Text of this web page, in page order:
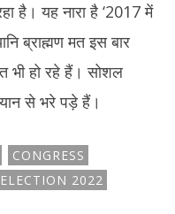
है। यह नारा है ‘2017 में
ब्राह्मण मत इस बार
भी हो रहे हैं। सोशल
से भरे पड़े हैं।
CONGRESS
2022